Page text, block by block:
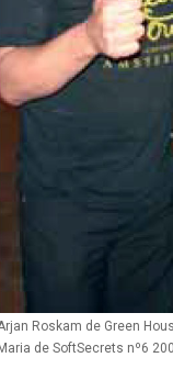
Roskam de Green
Maria de SoftSecrets nº6